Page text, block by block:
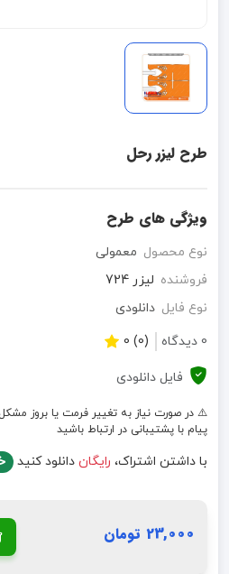
طرح لیزر رحل
ویژگی های طرح
نوع محصول معمولی
فروشنده لیزر 724
نوع فایل دانلودی
0 دیدگاه
(0) 0
فایل دانلودی
⚠️ در صورت نیاز به تغییر فرمت یا بروز مشکل
پیام با پشتیبانی در ارتباط باشید
با داشتن اشتراک، رایگان دانلود کنید
23,000 تومان